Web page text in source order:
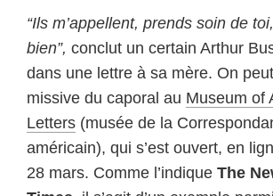
“Ils m’appellent, prends soin de
bien”, conclut un certain Arthur
dans une lettre à sa mère. On
missive du caporal au Museum of
Letters (musée de la
américain), qui s’est ouvert, en
28 mars. Comme l’indique The